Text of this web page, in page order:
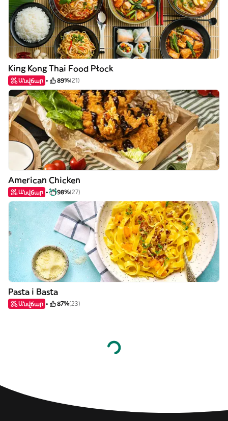
King Kong Thai Food Płock
Անվճար 89%(21)
American Chicken
Անվճար 98%(27)
Pasta i Basta
Անվճար 87%(23)